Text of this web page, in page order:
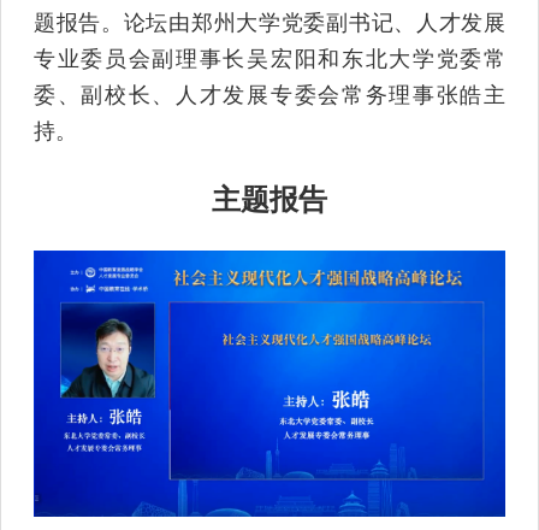
题报告。论坛由郑州大学党委副书记、人才发展
专业委员会副理事长吴宏阳和东北大学党委常
委、副校长、人才发展专委会常务理事张皓主
持。
主题报告